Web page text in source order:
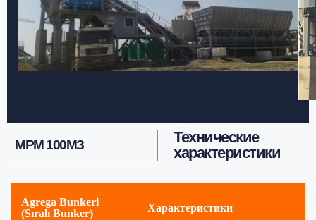
МРМ 100МЗ
Технические
характеристики
Agrega Bunkeri
(Sıralı Bunker)
Характеристики